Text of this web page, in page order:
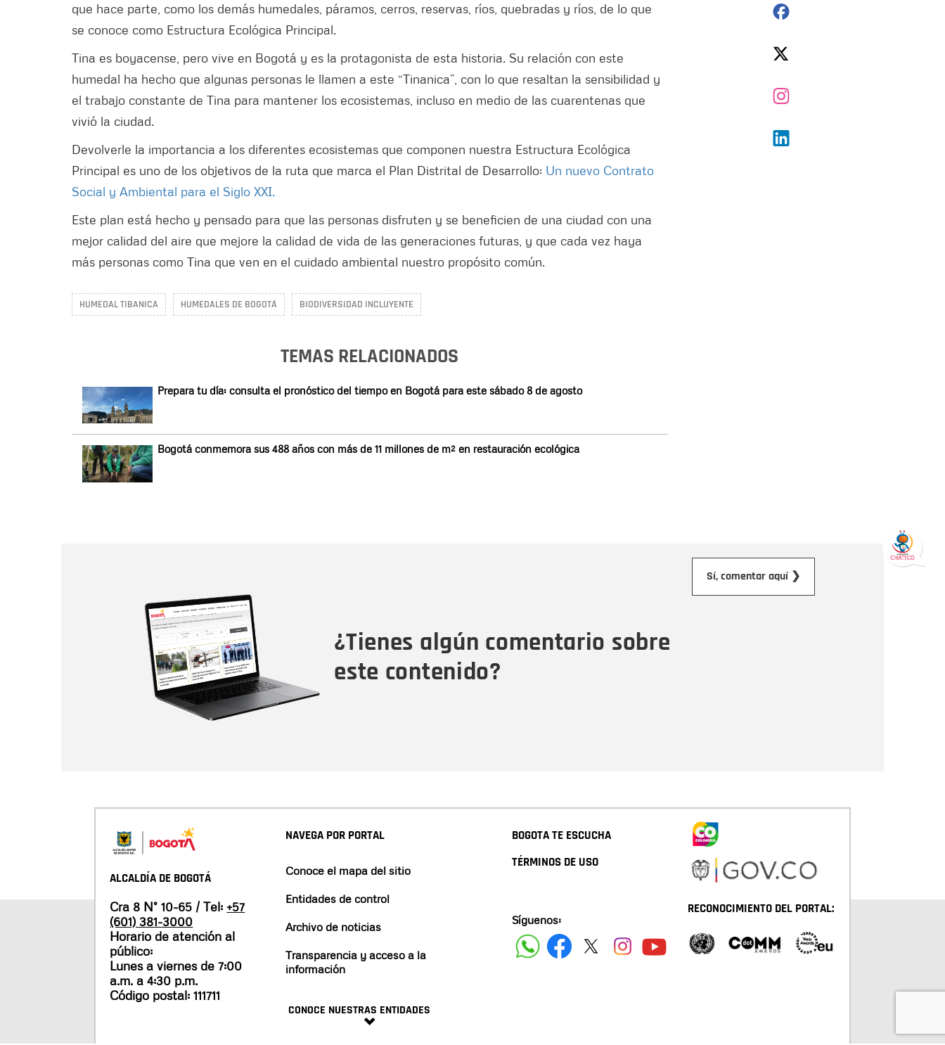
que hace parte, como los demás humedales, páramos, cerros, reservas, ríos, quebradas y ríos, de lo que
se conoce como Estructura Ecológica Principal.
Tina es boyacense, pero vive en Bogotá y es la protagonista de esta historia. Su relación con este
humedal ha hecho que algunas personas le llamen a este “Tinanica”, con lo que resaltan la sensibilidad y
el trabajo constante de Tina para mantener los ecosistemas, incluso en medio de las cuarentenas que
vivió la ciudad.
Devolverle la importancia a los diferentes ecosistemas que componen nuestra Estructura Ecológica
Principal es uno de los objetivos de la ruta que marca el Plan Distrital de Desarrollo: Un nuevo Contrato
Social y Ambiental para el Siglo XXI.
Este plan está hecho y pensado para que las personas disfruten y se beneficien de una ciudad con una
mejor calidad del aire que mejore la calidad de vida de las generaciones futuras, y que cada vez haya
más personas como Tina que ven en el cuidado ambiental nuestro propósito común.
HUMEDAL TIBANICA HUMEDALES DE BOGOTÁ BIODIVERSIDAD INCLUYENTE
TEMAS RELACIONADOS
Prepara tu día: consulta el pronóstico del tiempo en Bogotá para este sábado 8 de agosto
Bogotá conmemora sus 488 años con más de 11 millones de m² en restauración ecológica
¿Tienes algún comentario sobre
este contenido?
Sí, comentar aquí ❯
ALCALDÍA DE BOGOTÁ
Cra 8 N° 10-65 / Tel: +57
(601) 381-3000
Horario de atención al
público:
Lunes a viernes de 7:00
a.m. a 4:30 p.m.
Código postal: 111711
NAVEGA POR PORTAL
Conoce el mapa del sitio
Entidades de control
Archivo de noticias
Transparencia y acceso a la
información
CONOCE NUESTRAS ENTIDADES
BOGOTA TE ESCUCHA
TÉRMINOS DE USO
Síguenos:
RECONOCIMIENTO DEL PORTAL: